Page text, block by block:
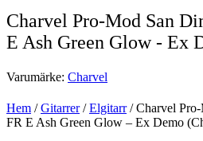
Charvel Pro-Mod San
E Ash Green Glow - Ex
Varumärke: Charvel
Hem /Gitarrer/Elgitarr/ Charvel Pro-
FR E Ash Green Glow – Ex Demo